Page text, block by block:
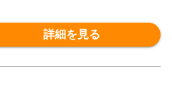
詳細を見る